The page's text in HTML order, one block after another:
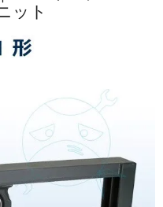
ット